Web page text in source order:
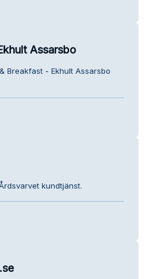
Assarsbo
Breakfast - Ekhult Assarsbo
kundtjänst.